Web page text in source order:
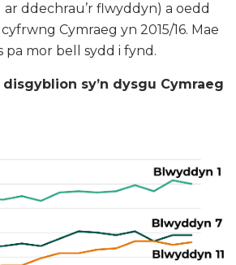
ddechrau’r flwyddyn) a oedd
Cymraeg yn 2015/16. Mae
pa mor bell sydd i fynd.
sy’n dysgu Cymraeg